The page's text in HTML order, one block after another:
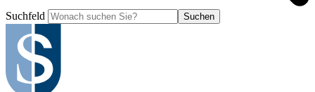
Suchfeld Suchen